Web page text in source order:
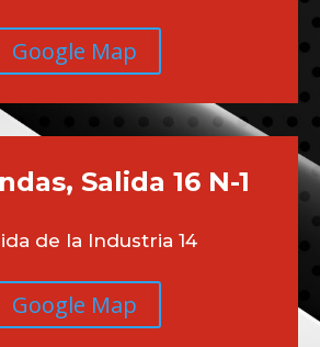
Google Map
Salida 16 N-1
de la Industria 14
Google Map